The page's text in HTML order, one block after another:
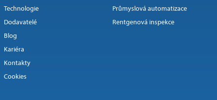
Technologie
Dodavatelé
Blog
Kariéra
Kontakty
Cookies
Průmyslová automatizace
Rentgenová inspekce